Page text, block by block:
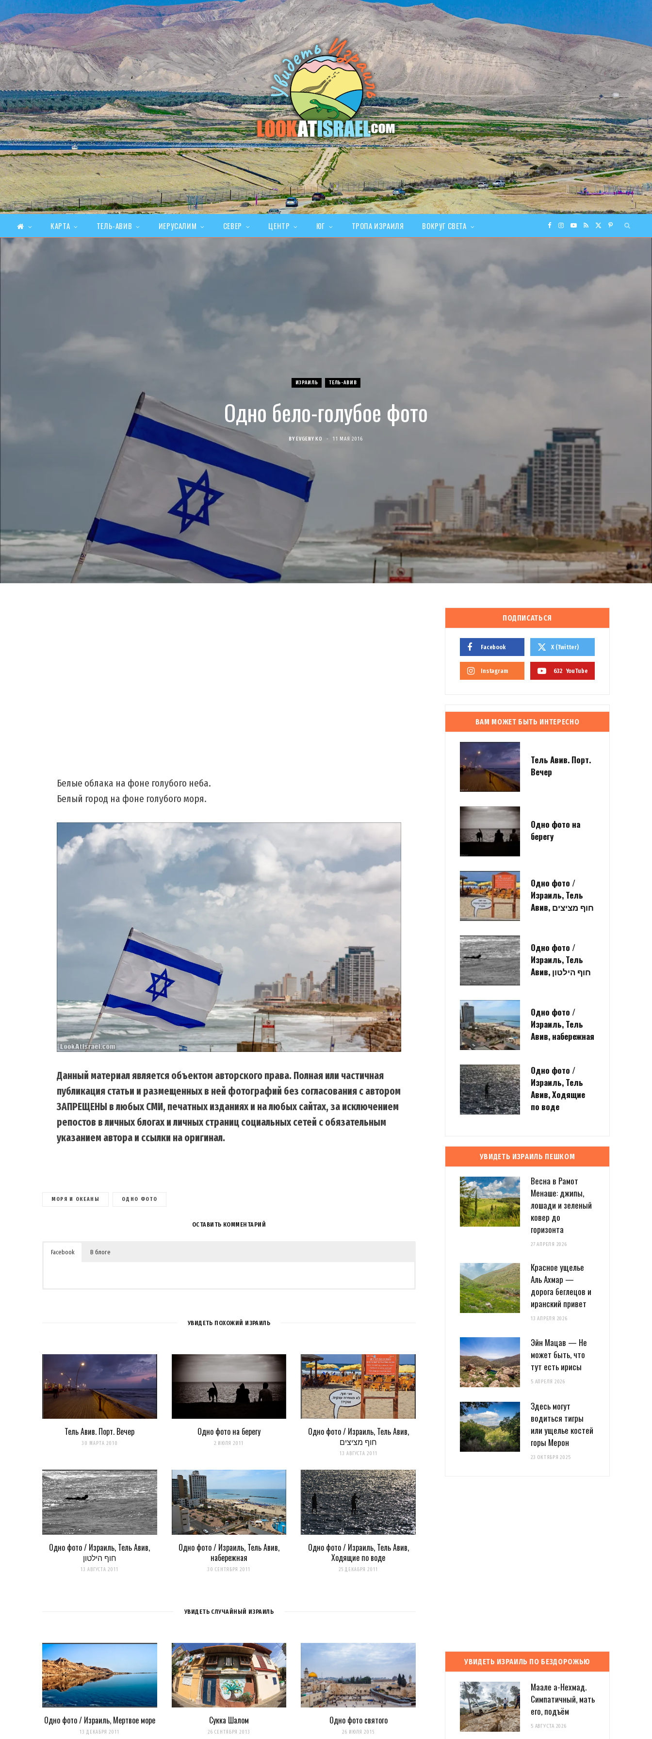
F I Y R P
КАРТА ТЕЛЬ-АВИВ ИЕРУСАЛИМ СЕВЕР ЦЕНТР ЮГ ТРОПА ИЗРАИЛЯ ВОКРУГ СВЕТА
ИЗРАИЛЬ ТЕЛЬ-АВИВ
Одно бело-голубое фото
BY EVGENY KO 11 МАЯ 2016
Белые облака на фоне голубого неба.
Белый город на фоне голубого моря.
Данный материал является объектом авторского права. Полная или частичная
публикация статьи и размещенных в ней фотографий без согласования с автором
ЗАПРЕЩЕНЫ в любых СМИ, печатных изданиях и на любых сайтах, за исключением
репостов в личных блогах и личных страниц социальных сетей с обязательным
указанием автора и ссылки на оригинал.
МОРЯ И ОКЕАНЫ ОДНО ФОТО
ОСТАВИТЬ КОММЕНТАРИЙ
Facebook В блоге
Сохранить моё имя, email и адрес сайта в этом браузере для последующих моих комментариев.
Уведомлять меня о новых записях почтой.
Оповещать о новых комментариях. А можно простоподписаться на комментарии
УВИДЕТЬ ПОХОЖИЙ ИЗРАИЛЬ
Тель Авив. Порт. Вечер
30 МАРТА 2010
Одно фото на берегу
2 ИЮЛЯ 2011
Одно фото / Израиль, Тель Авив,
חוף מציצים
13 АВГУСТА 2011
Одно фото / Израиль, Тель Авив,
חוף הילטון
13 АВГУСТА 2011
Одно фото / Израиль, Тель Авив,
набережная
30 СЕНТЯБРЯ 2011
Одно фото / Израиль, Тель Авив,
Ходящие по воде
25 ДЕКАБРЯ 2011
УВИДЕТЬ СЛУЧАЙНЫЙ ИЗРАИЛЬ
Одно фото / Израиль, Мертвое море
13 ДЕКАБРЯ 2011
Сукка Шалом
26 СЕНТЯБРЯ 2013
Одно фото святого
26 ИЮЛЯ 2015
ПОДПИСАТЬСЯ
Facebook X (Twitter)
Instagram 632 YouTube
ВАМ МОЖЕТ БЫТЬ ИНТЕРЕСНО
Тель Авив. Порт.
Вечер
Одно фото на
берегу
Одно фото /
Израиль, Тель
Авив, חוף מציצים
Одно фото /
Израиль, Тель
Авив, חוף הילטון
Одно фото /
Израиль, Тель
Авив, набережная
Одно фото /
Израиль, Тель
Авив, Ходящие
по воде
УВИДЕТЬ ИЗРАИЛЬ ПЕШКОМ
Весна в Рамот
Менаше: джипы,
лошади и зеленый
ковер до
горизонта
27 АПРЕЛЯ 2026
Красное ущелье
Аль Ахмар —
дорога беглецов и
иранский привет
13 АПРЕЛЯ 2026
Эйн Мацав — Не
может быть, что
тут есть ирисы
5 АПРЕЛЯ 2026
Здесь могут
водиться тигры
или ущелье костей
горы Мерон
23 ОКТЯБРЯ 2025
УВИДЕТЬ ИЗРАИЛЬ ПО БЕЗДОРОЖЬЮ
Маале а-Нехмад.
Симпатичный, мать
его, подъём
5 АВГУСТА 2026